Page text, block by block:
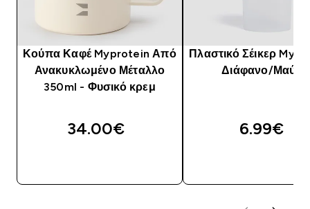
Κούπα Καφέ Myprotein Από
Ανακυκλωμένο Μέταλλο
350ml - Φυσικό κρεμ
34.00€‎
Πλαστικό Σέικερ
Διάφανο/Μαύρο
6.99€‎